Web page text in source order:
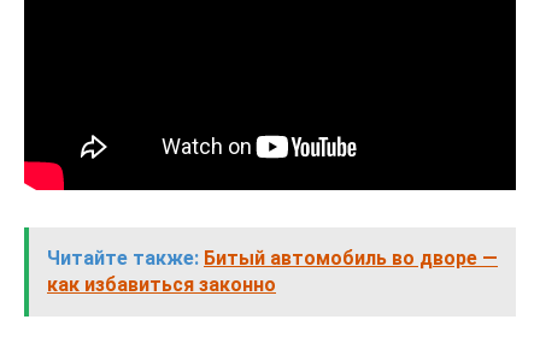
Читайте также: Битый автомобиль во дворе —
как избавиться законно